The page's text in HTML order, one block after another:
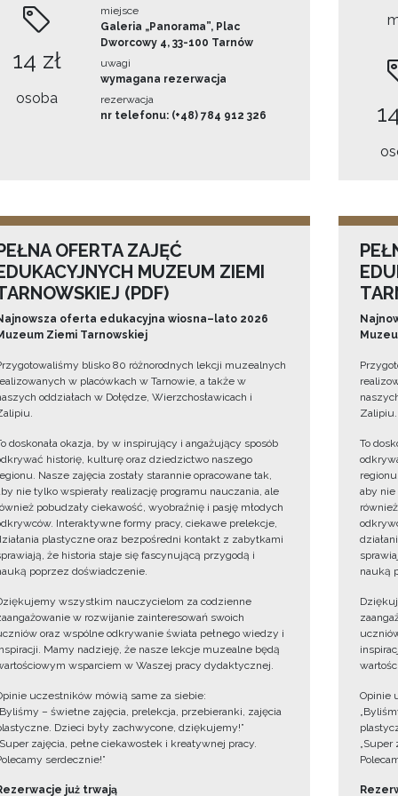
14 zł
osoba
miejsce
Galeria „Panorama”, Plac
Dworcowy 4, 33-100 Tarnów
uwagi
wymagana rezerwacja
rezerwacja
nr telefonu: (+48) 784 912 326
OFERTA ZAJĘĆ
MUZEUM ZIEMI
(PDF)
oferta edukacyjna wiosna–lato 2026
Ziemi Tarnowskiej
blisko 80 różnorodnych lekcji muzealnych
w placówkach w Tarnowie, a także w
oddziałach w Dołędze, Wierzchosławicach i
doskonała okazja, by w inspirujący i angażujący sposób
historię, kulturę oraz dziedzictwo naszego
Nasze zajęcia zostały starannie opracowane tak,
nie tylko wspierały realizację programu nauczania, ale
pobudzały ciekawość, wyobraźnię i pasję młodych
Interaktywne formy pracy, ciekawe prelekcje,
plastyczne oraz bezpośredni kontakt z zabytkami
że historia staje się fascynującą przygodą i
poprzez doświadczenie.
wszystkim nauczycielom za codzienne
w rozwijanie zainteresowań swoich
oraz wspólne odkrywanie świata pełnego wiedzy i
Mamy nadzieję, że nasze lekcje muzealne będą
wsparciem w Waszej pracy dydaktycznej.
uczestników mówią same za siebie:
– świetne zajęcia, prelekcja, przebieranki, zajęcia
Dzieci były zachwycone, dziękujemy!”
zajęcia, pełne ciekawostek i kreatywnej pracy.
serdecznie!”
już trwają
Zalipiu.
To
aby nie
nauką
Opinie
„Super